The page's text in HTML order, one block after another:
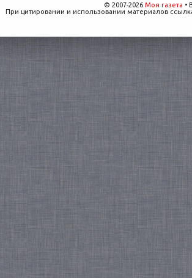
© 2007-2026 Моя газета •
При цитировании и использовании материалов